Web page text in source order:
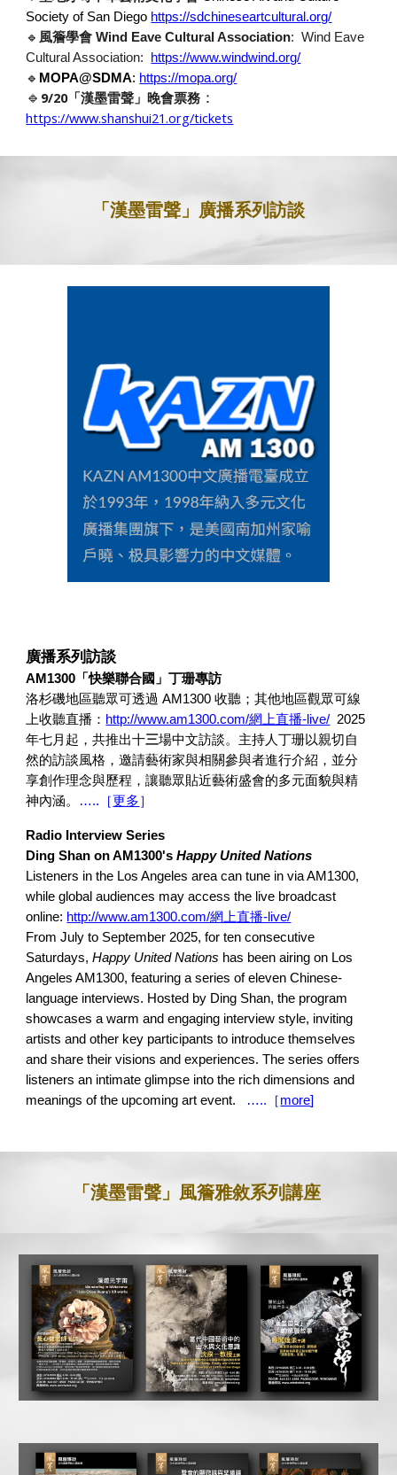
Society of San Diego https://sdchineseartcultural.org/
🔹 風簷學會 Wind Eave Cultural Association: Wind Eave
Cultural Association:
https://www.windwind.org/
🔹 MOPA@SDMA: https://mopa.org/
🔹 9/20「漢墨雷聲」晚會票務 ：
https://www.shanshui21.org/tickets
「漢墨雷聲」 廣播系列訪談
廣播系列訪談
AM1300 「快樂聯合國 」丁珊專訪
洛杉磯地區聽眾可透過 AM1300 收聽；其他地區觀眾可線
上收聽直播： http://www.am1300.com/網上直播-live/ 2025
年七月起，共推出十三場中文訪談。主持人丁珊以親切自
然的訪談風格，邀請藝術家與相關參與者進行介紹，並分
享創作理念與歷程，讓聽眾貼近藝術盛會的多元面貌與精
神內涵。 …..［更多］
Radio Interview Series
Ding Shan on AM1300'sHappy United Nations
Listeners in the Los Angeles area can tune in via AM1300,
while global audiences may access the live broadcast
online: http://www.am1300.com/網上直播-live/
From July to September 2025, for ten consecutive
Saturdays,Happy United Nations has been airing on Los
Angeles AM1300, featuring a series of eleven Chinese-
language interviews. Hosted by Ding Shan, the program
showcases a warm and engaging interview style, inviting
artists and other key participants to introduce themselves
and share their visions and experiences. The series offers
listeners an intimate glimpse into the rich dimensions and
meanings of the upcoming art event.
…..［more]
「漢墨雷聲」 風簷雅敘系列講座